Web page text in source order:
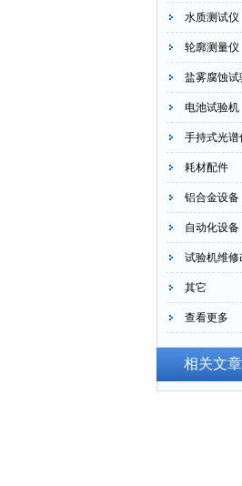
水质测试仪
轮廓测量仪
盐雾腐蚀试
电池试验机
手持式光谱
耗材配件
铝合金设备
自动化设备
试验机维修
其它
查看更多
相关文章